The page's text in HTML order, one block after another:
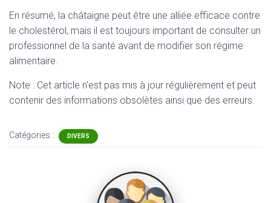
En résumé, la châtaigne peut être une alliée efficace contre
le cholestérol, mais il est toujours important de consulter un
professionnel de la santé avant de modifier son régime
alimentaire.
Note : Cet article n'est pas mis à jour régulièrement et peut
contenir des informations obsolètes ainsi que des erreurs.
Catégories : DIVERS